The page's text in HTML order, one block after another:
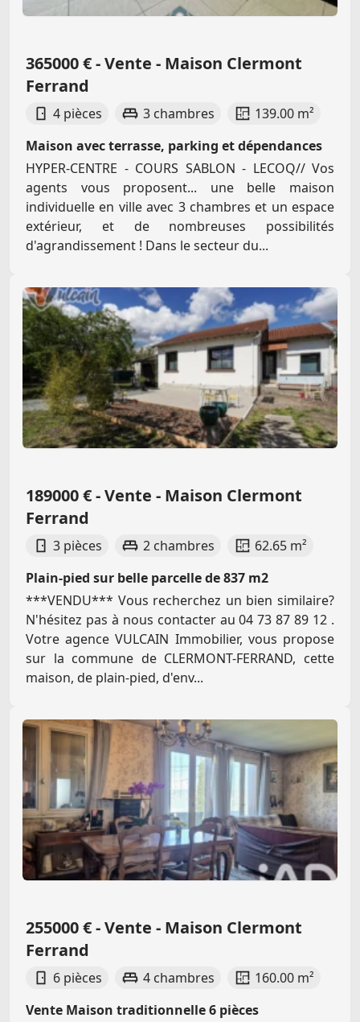
365000 € - Vente - Maison Clermont
Ferrand
4 pièces 3 chambres
139.00 m²
Maison avec terrasse, parking et dépendances
HYPER-CENTRE - COURS SABLON - LECOQ// Vos
agents vous proposent... une belle maison
individuelle en ville avec 3 chambres et un espace
extérieur, et de nombreuses possibilités
d'agrandissement ! Dans le secteur du...
189000 € - Vente - Maison Clermont
Ferrand
3 pièces 2 chambres
62.65 m²
Plain-pied sur belle parcelle de 837 m2
***VENDU*** Vous recherchez un bien similaire?
N'hésitez pas à nous contacter au 04 73 87 89 12 .
Votre agence VULCAIN Immobilier, vous propose
sur la commune de CLERMONT-FERRAND, cette
maison, de plain-pied, d'env...
255000 € - Vente - Maison Clermont
Ferrand
6 pièces 4 chambres
160.00 m²
Vente Maison traditionnelle 6 pièces